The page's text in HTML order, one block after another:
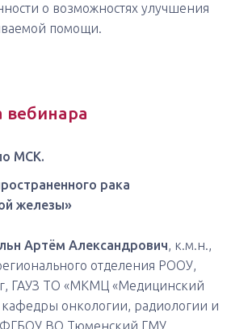
о возможностях улучшения
помощи.
вебинара
МСК.
рака
железы»
Артём Александрович, к.м.н.,
отделения РООУ,
ГАУЗ ТО «МКМЦ «Медицинский
кафедры онкологии, радиологии и
ФГБОУ ВО Тюменский ГМУ